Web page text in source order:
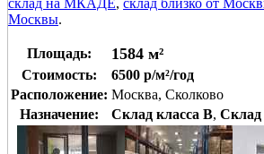
склад на МКАДЕ, склад близко от
Москвы.
Площадь: 1584 м²
Стоимость:
6500 р/м²/год
Расположение: Москва, Сколково
Назначение:
Склад класса B, Склад